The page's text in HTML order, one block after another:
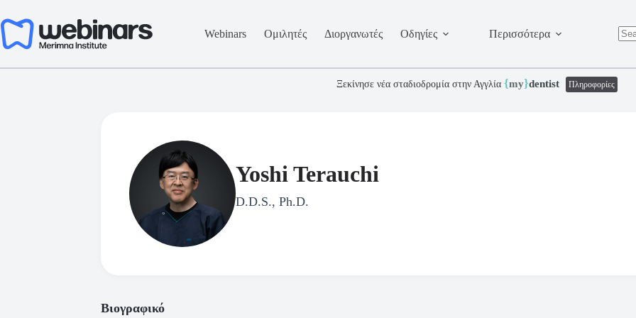
στο
περιεχόμενο
Webinars Ομιλητές Διοργανωτές Οδηγίες
Περισσότερα
Ξεκίνησε νέα σταδιοδρομία στην Αγγλία {my}dentist Πληροφορίες
Yoshi Terauchi
D.D.S., Ph.D.
Βιογραφικό